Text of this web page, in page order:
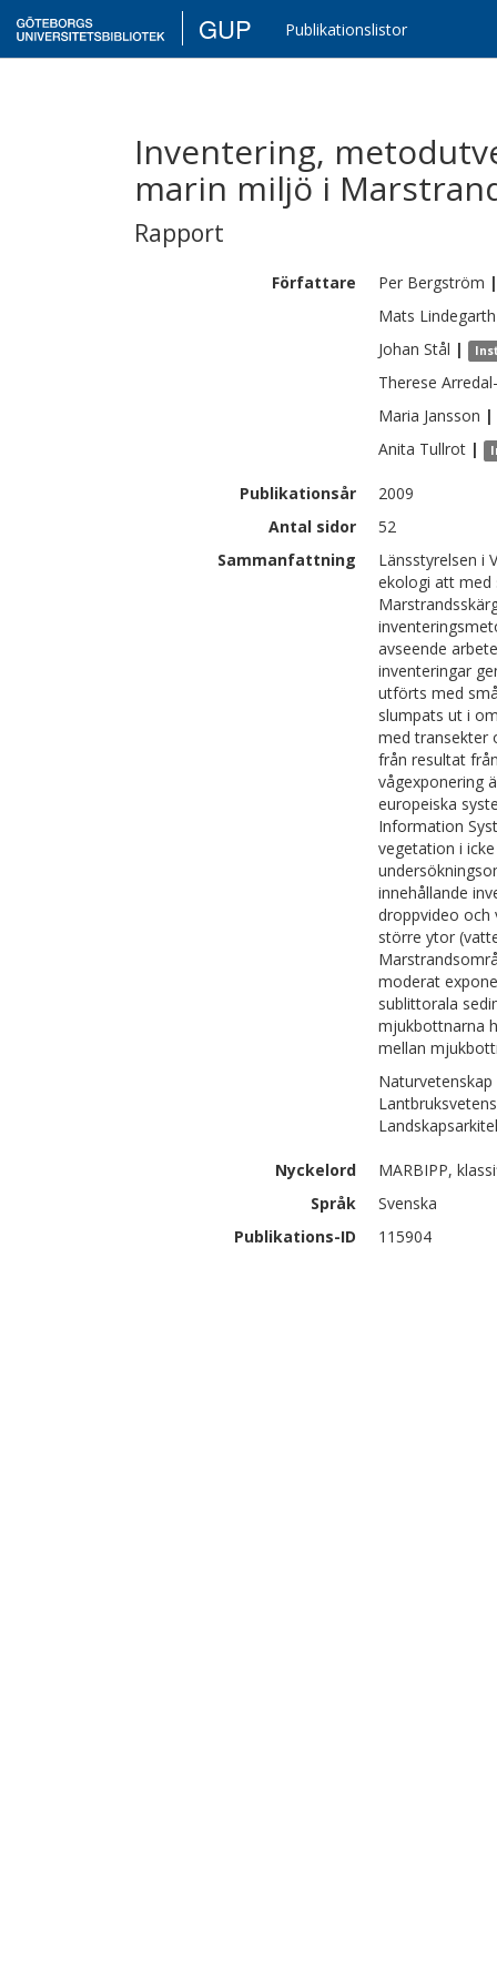
GUP Publikationslistor
Inventering,
marin miljö i
Rapport
Författare Per Bergström |
Mats Lindegarth
Johan Stål |
Therese
Maria Jansson |
Anita Tullrot |
Publikationsår
2009
Antal sidor
52
Sammanfattning
Länsstyrelsen i
ekologi att med
avseende
inventeringar
utförts med
slumpats ut i
med transekter
från resultat
vågexponering
europeiska
Information
vegetation i
innehållande
droppvideo
större ytor
moderat
sublittorala
mjukbottnarna
mellan
Nyckelord
MARBIPP,
Språk
Svenska
Publikations-ID
115904